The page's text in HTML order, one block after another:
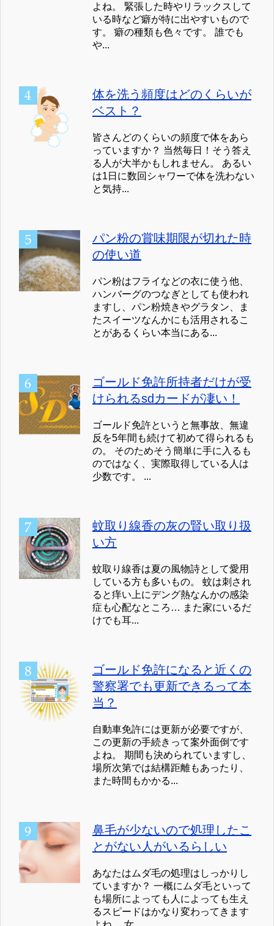
よね。 緊張した時やリラックスして
いる時など癖が特に出やすいもので
す。 癖の種類も色々です。 誰でも
や...
体を洗う頻度はどのくらいが
ベスト？
皆さんどのくらいの頻度で体をあら
っていますか？ 当然毎日！そう答え
る人が大半かもしれません。 あるい
は1日に数回シャワーで体を洗わない
と気持...
パン粉の賞味期限が切れた時
の使い道
パン粉はフライなどの衣に使う他、
ハンバーグのつなぎとしても使われ
ますし、パン粉焼きやグラタン、ま
たスイーツなんかにも活用されるこ
とがあるくらい本当にある...
ゴールド免許所持者だけが受
けられるsdカードが凄い！
ゴールド免許というと無事故、無違
反を5年間も続けて初めて得られるも
の。 そのためそう簡単に手に入るも
のではなく、実際取得している人は
少数です。 ...
蚊取り線香の灰の賢い取り扱
い方
蚊取り線香は夏の風物詩として愛用
している方も多いもの。 蚊は刺され
ると痒い上にデング熱なんかの感染
症も心配なところ… また家にいるだ
けでも耳...
ゴールド免許になると近くの
警察署でも更新できるって本
当？
自動車免許には更新が必要ですが、
この更新の手続きって案外面倒です
よね。 期間も決められていますし、
場所次第では結構距離もあったり、
また時間もかかる...
鼻毛が少ないので処理したこ
とがない人がいるらしい
あなたはムダ毛の処理はしっかりし
ていますか？ 一概にムダ毛といって
も場所によっても人によっても生え
るスピードはかなり変わってきます